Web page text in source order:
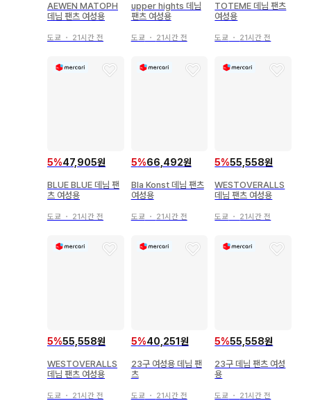
AEWEN MATOPH
데님 팬츠 여성용
도쿄 ・ 21시간 전
upper hights 데님
팬츠 여성용
도쿄 ・ 21시간 전
TOTEME 데님 팬츠
여성용
도쿄 ・ 21시간 전
5%47,905원
BLUE BLUE 데님 팬
츠 여성용
도쿄 ・ 21시간 전
5%66,492원
Bla Konst 데님 팬츠
여성용
도쿄 ・ 21시간 전
5%55,558원
WESTOVERALLS
데님 팬츠 여성용
도쿄 ・ 21시간 전
5%55,558원
WESTOVERALLS
데님 팬츠 여성용
도쿄 ・ 21시간 전
5%40,251원
23구 여성용 데님 팬
츠
도쿄 ・ 21시간 전
5%55,558원
23구 데님 팬츠 여성
용
도쿄 ・ 21시간 전